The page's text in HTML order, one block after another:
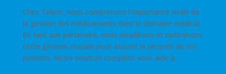
Chez Teleric, nous comprenons l’importance vitale de
la gestion des médicaments dans le domaine médical.
En tant que partenaire, nous simplifions et optimisons
cette gestion cruciale pour assurer la sécurité de vos
patients. Notre solution complète vous aide à...